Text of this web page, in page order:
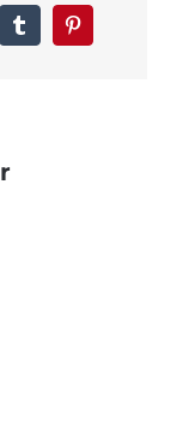
TumblrPinterest